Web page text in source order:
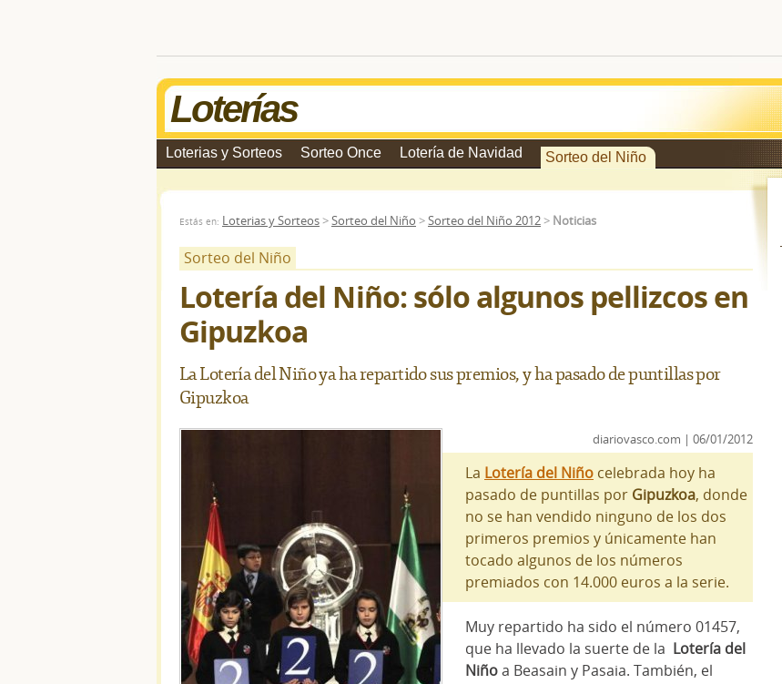
Loterías
Loterias y Sorteos Sorteo Once Lotería de Navidad Sorteo del Niño
Estás en: Loterias y Sorteos>Sorteo del Niño >Sorteo del Niño 2012> Noticias
Sorteo del Niño
Lotería del Niño: sólo algunos pellizcos en
Gipuzkoa
La Lotería del Niño ya ha repartido sus premios, y ha pasado de puntillas por
Gipuzkoa
diariovasco.com | 06/01/2012
La Lotería del Niño celebrada hoy ha
pasado de puntillas por Gipuzkoa, donde
no se han vendido ninguno de los dos
primeros premios y únicamente han
tocado algunos de los números
premiados con 14.000 euros a la serie.
Muy repartido ha sido el número 01457,
que ha llevado la suerte de la Lotería del
Niñoa Beasain y Pasaia. También, el